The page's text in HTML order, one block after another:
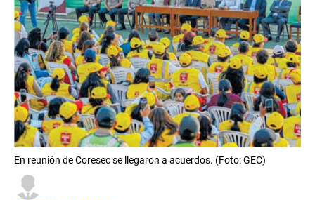
En reunión de Coresec se llegaron a acuerdos. (Foto: GEC)